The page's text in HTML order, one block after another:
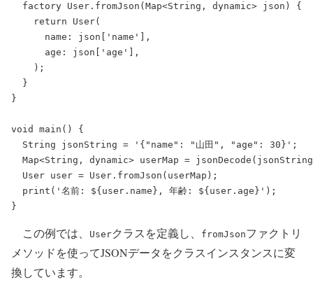
factory User . fromJson ( Map<String , dynamic> json) {
return
User(
      name: json[
'name'
],
      age: json[
'age'
],
    );
  }
}
void main () {
String jsonString = '{"name": "山田", "age": 30}' ;
Map<String , dynamic> userMap = jsonDecode
User user = User . fromJson (userMap);
print ( '名前: ${ user . name }, 年齢: ${ user . age }' );
}
この例では、 Userクラスを定義し、 fromJsonファクトリ
メソッドを使ってJSONデータをクラスインスタンスに変
換しています。